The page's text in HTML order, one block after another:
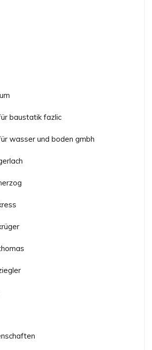
baustatik fazlic
wasser und boden gmbh